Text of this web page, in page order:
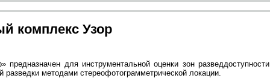
комплекс Узор
предназначен для инструментальной оценки зон разведдоступности
методами стереофотограмметрической локации.